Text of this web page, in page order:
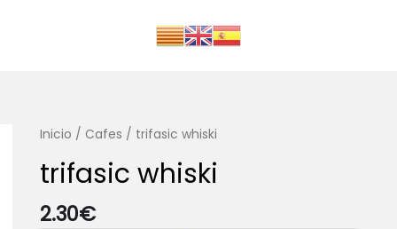
Inicio / Cafes / trifasic whiski
trifasic whiski
2.30€